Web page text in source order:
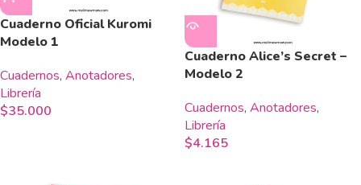
Cuaderno Oficial Kuromi
Modelo 1
Cuadernos, Anotadores,
Librería
$35.000
Cuaderno Alice’s Secret –
Modelo 2
Cuadernos, Anotadores,
Librería
$4.165